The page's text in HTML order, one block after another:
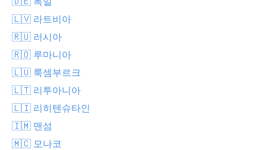
🇱🇻 라트비아
🇷🇺 러시아
🇷🇴 루마니아
🇱🇺 룩셈부르크
🇱🇹 리투아니아
🇱🇮 리히텐슈타인
🇮🇲 맨섬
🇲🇨 모나코